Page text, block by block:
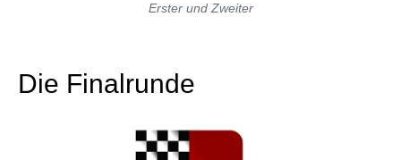
Erster und Zweiter
Die Finalrunde